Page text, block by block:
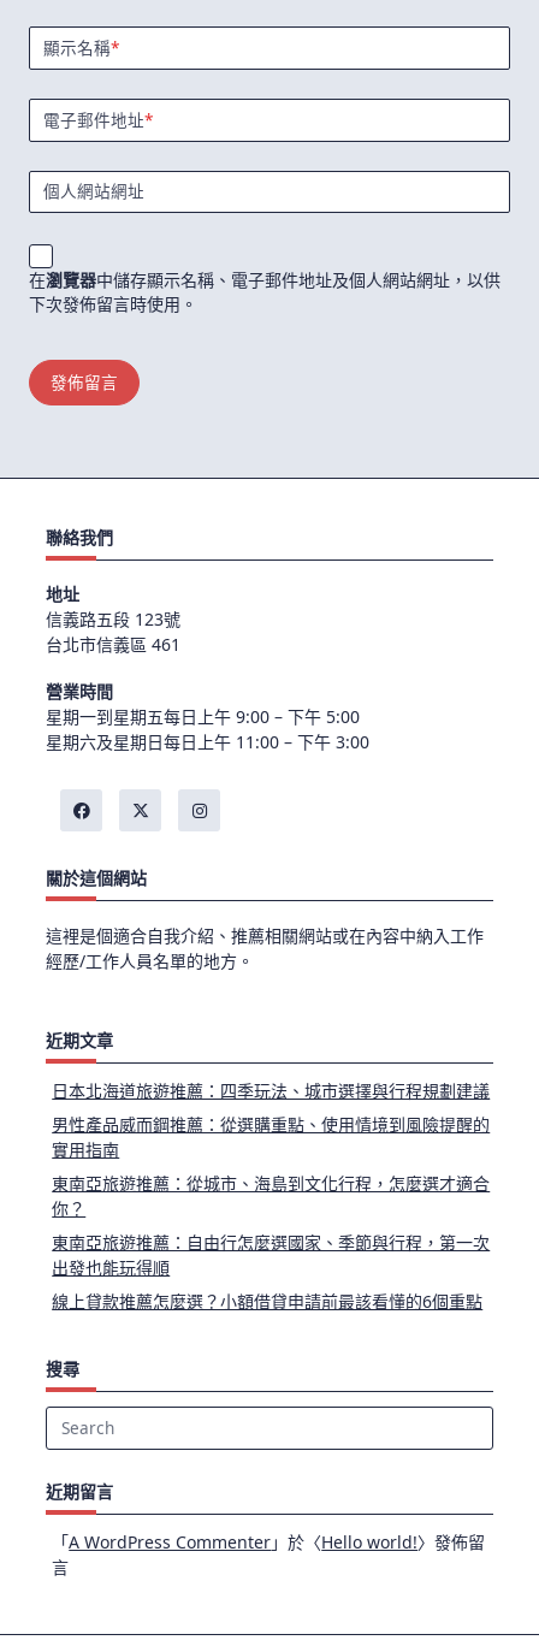
顯示名稱*
電子郵件地址*
個人網站網址
在瀏覽器中儲存顯示名稱、電子郵件地址及個人網站網址，以供
下次發佈留言時使用。
聯絡我們
地址
信義路五段 123號
台北市信義區 461
營業時間
星期一到星期五每日上午 9:00 – 下午 5:00
星期六及星期日每日上午 11:00 – 下午 3:00
關於這個網站
這裡是個適合自我介紹、推薦相關網站或在內容中納入工作
經歷/工作人員名單的地方。
近期文章
日本北海道旅遊推薦：四季玩法、城市選擇與行程規劃建議
男性產品威而鋼推薦：從選購重點、使用情境到風險提醒的
實用指南
東南亞旅遊推薦：從城市、海島到文化行程，怎麼選才適合
你？
東南亞旅遊推薦：自由行怎麼選國家、季節與行程，第一次
出發也能玩得順
線上貸款推薦怎麼選？小額借貸申請前最該看懂的6個重點
搜尋
Search
近期留言
「A WordPress Commenter」於〈Hello world!〉發佈留
言